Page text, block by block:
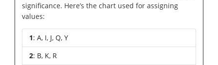
significance. Here’s the chart used for assigning
values:
1: A, I, J, Q, Y
2: B, K, R